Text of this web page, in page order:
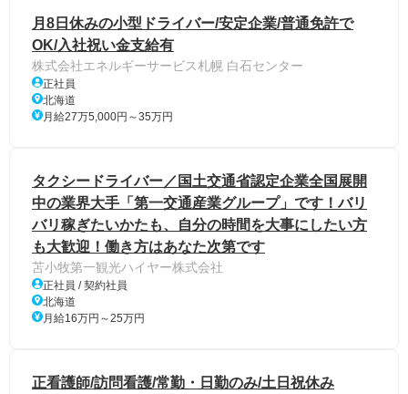
月8日休みの小型ドライバー/安定企業/普通免許で
OK/入社祝い金支給有
株式会社エネルギーサービス札幌 白石センター
正社員
北海道
月給27万5,000円～35万円
タクシードライバー／国土交通省認定企業全国展開
中の業界大手「第一交通産業グループ」です！バリ
バリ稼ぎたいかたも、自分の時間を大事にしたい方
も大歓迎！働き方はあなた次第です
苫小牧第一観光ハイヤー株式会社
正社員 / 契約社員
北海道
月給16万円～25万円
正看護師/訪問看護/常勤・日勤のみ/土日祝休み